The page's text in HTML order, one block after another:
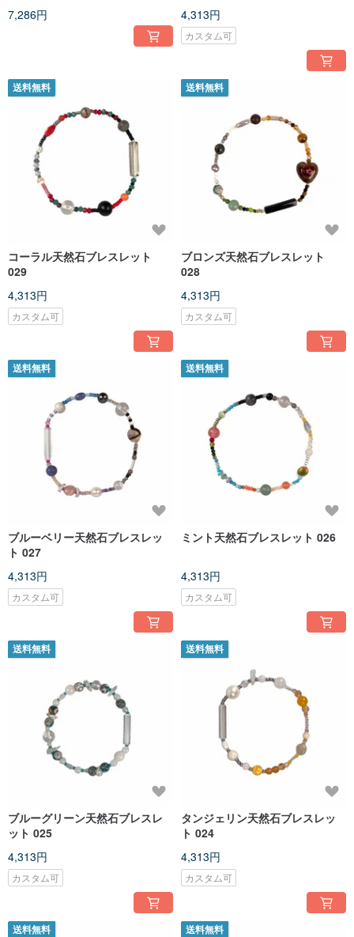
7,286円
4,313円
カスタム可
送料無料
コーラル天然石ブレスレット
029
4,313円
カスタム可
送料無料
ブロンズ天然石ブレスレット
028
4,313円
カスタム可
送料無料
ブルーベリー天然石ブレスレッ
ト 027
4,313円
カスタム可
送料無料
ミント天然石ブレスレット 026
4,313円
カスタム可
送料無料
ブルーグリーン天然石ブレスレ
ット 025
4,313円
カスタム可
送料無料
タンジェリン天然石ブレスレッ
ト 024
4,313円
カスタム可
送料無料 送料無料